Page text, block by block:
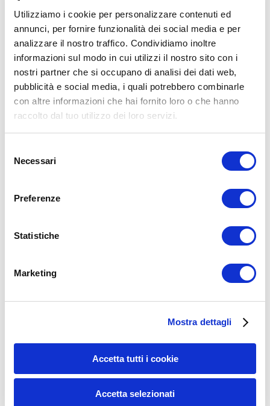
Utilizziamo i cookie per personalizzare contenuti ed
annunci, per fornire funzionalità dei social media e per
analizzare il nostro traffico. Condividiamo inoltre
informazioni sul modo in cui utilizzi il nostro sito con i
nostri partner che si occupano di analisi dei dati web,
pubblicità e social media, i quali potrebbero combinarle
con altre informazioni che hai fornito loro o che hanno
raccolto dal tuo utilizzo dei loro servizi.
delNecessari
Preferenze
Statistiche
Marketing
Mostra dettagli
Accetta tutti i cookie
Accetta selezionati
ALLENATI CON ME!
Addominali(99)
(1.800)
Allenamento Braccia(9)
Allenamento con il TRX(36)